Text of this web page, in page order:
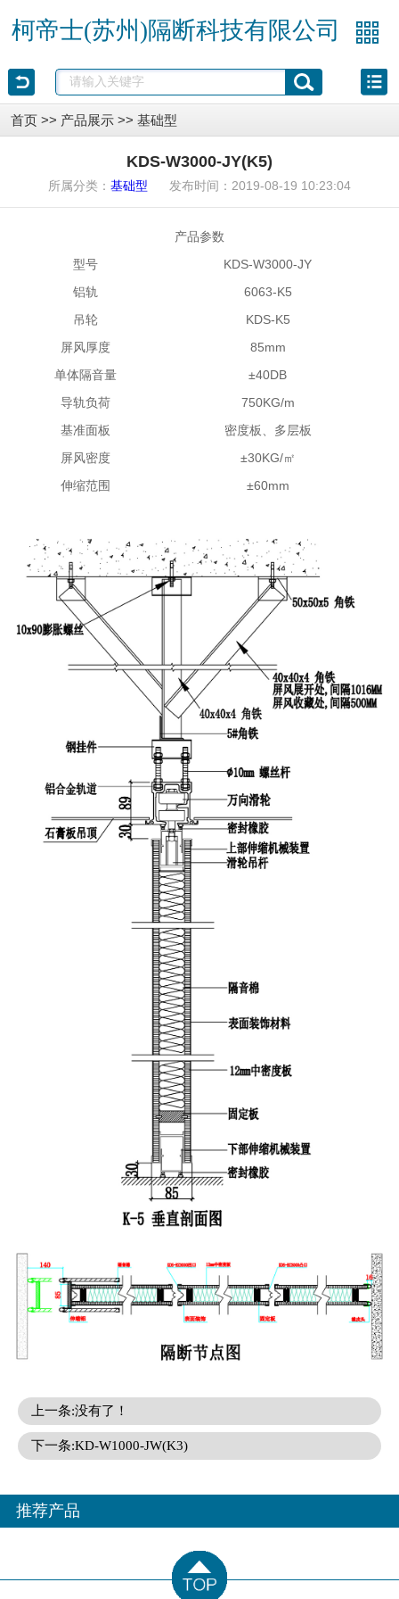
柯帝士(苏州)隔断科技有限公司
首页 >> 产品展示 >> 基础型
KDS-W3000-JY(K5)
所属分类： 基础型 发布时间：2019-08-19 10:23:04
产品参数
型号
KDS-W3000-JY
铝轨
6063-K5
吊轮
KDS-K5
屏风厚度
85mm
单体隔音量
±40DB
导轨负荷
750KG/m
基准面板
密度板、多层板
屏风密度
±30KG/㎡
伸缩范围
±60mm
上一条:没有了！
下一条:KD-W1000-JW(K3)
推荐产品